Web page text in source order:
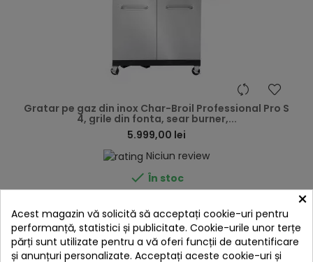
Gratar pe gaz din inox Char-Broil Professional Pro S
4, grile din fonta, sear burner,...
5.999,00 lei
Niciun review
 În stoc
×
Acest magazin vă solicită să acceptați cookie-uri pentru
performanță, statistici și publicitate. Cookie-urile unor terțe
părți sunt utilizate pentru a vă oferi funcții de autentificare
și anunțuri personalizate. Acceptați aceste cookie-uri și